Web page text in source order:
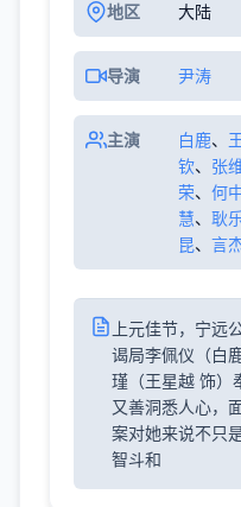
地区 大陆
导演 尹涛
主演 白鹿、
钦、 张
荣、 何
慧、 耿
昆、 言
上元佳节，宁远
谒局李佩仪（白
瑾（王星越 饰）
又善洞悉人心，
案对她来说不只
智斗和